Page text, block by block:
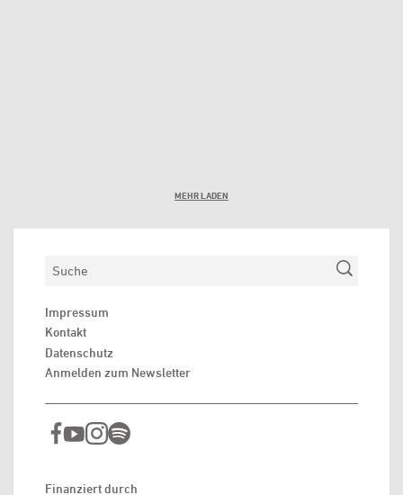
MEHR LADEN
Suchen
Impressum
Kontakt
Datenschutz
Anmelden zum Newsletter
Finanziert durch